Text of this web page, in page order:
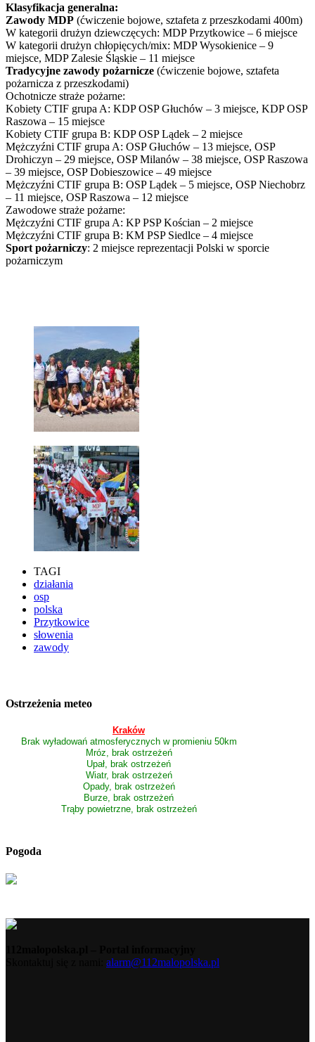
Klasyfikacja generalna:
Zawody MDP (ćwiczenie bojowe, sztafeta z przeszkodami 400m)
W kategorii drużyn dziewczęcych: MDP Przytkowice – 6 miejsce
W kategorii drużyn chłopięcych/mix: MDP Wysokienice – 9
miejsce, MDP Zalesie Śląskie – 11 miejsce
Tradycyjne zawody pożarnicze (ćwiczenie bojowe, sztafeta
pożarnicza z przeszkodami)
Ochotnicze straże pożarne:
Kobiety CTIF grupa A: KDP OSP Głuchów – 3 miejsce, KDP OSP
Raszowa – 15 miejsce
Kobiety CTIF grupa B: KDP OSP Lądek – 2 miejsce
Mężczyźni CTIF grupa A: OSP Głuchów – 13 miejsce, OSP
Drohiczyn – 29 miejsce, OSP Milanów – 38 miejsce, OSP Raszowa
– 39 miejsce, OSP Dobieszowice – 49 miejsce
Mężczyźni CTIF grupa B: OSP Lądek – 5 miejsce, OSP Niechobrz
– 11 miejsce, OSP Raszowa – 12 miejsce
Zawodowe straże pożarne:
Mężczyźni CTIF grupa A: KP PSP Kościan – 2 miejsce
Mężczyźni CTIF grupa B: KM PSP Siedlce – 4 miejsce
Sport pożarniczy: 2 miejsce reprezentacji Polski w sporcie
pożarniczym
TAGI
działania
osp
polska
Przytkowice
słowenia
zawody
Ostrzeżenia meteo
Kraków
Brak wyładowań atmosferycznych w promieniu 50km
Mróz, brak ostrzeżeń
Upał, brak ostrzeżeń
Wiatr, brak ostrzeżeń
Opady, brak ostrzeżeń
Burze, brak ostrzeżeń
Trąby powietrzne, brak ostrzeżeń
Pogoda
alarm@112malopolska.pl